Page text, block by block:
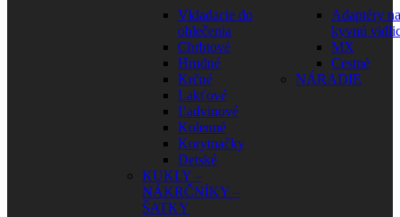
Vkladacie do
oblečenia
Chrbtové
Hrudné
Krčné
Lakťové
Ľadvinové
Kolenné
Korytnačky
Detské
KUKLY –
NÁKRČNÍKY –
ŠATKY
Adaptéry na
kyvnú
MX
Cestné
NÁRADIE